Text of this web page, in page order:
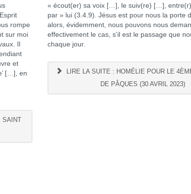
rompe
sur moi
Il
et
[…], en
SAINT
« écout(er) sa voix […], le suiv(re) […],
par » lui (3.4.9). Jésus est pour nous la porte
alors, évidemment, nous pouvons nous
effectivement le cas, s’il est le passage que
chaque jour.
LIRE LA SUITE : HOMÉLIE POUR LE
DE PÂQUES (30 AVRIL 2023)